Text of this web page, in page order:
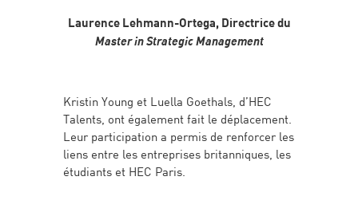
Laurence Lehmann-Ortega, Directrice du
Master in Strategic Management
Kristin Young et Luella Goethals, d’HEC
Talents, ont également fait le déplacement.
Leur participation a permis de renforcer les
liens entre les entreprises britanniques, les
étudiants et HEC Paris.